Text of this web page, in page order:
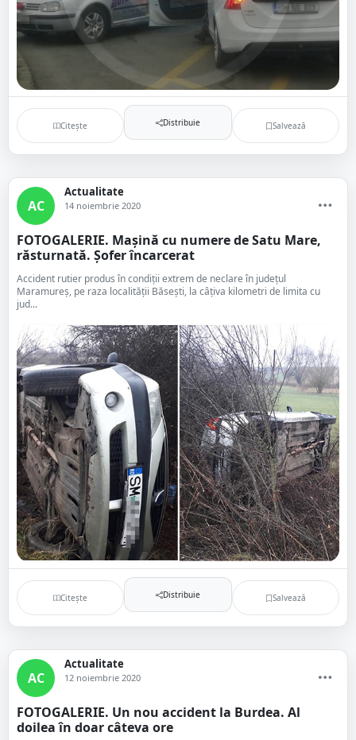
Citește Distribuie Salvează
AC
Actualitate
14 noiembrie 2020
FOTOGALERIE. Mașină cu numere de Satu Mare,
răsturnată. Șofer încarcerat
Accident rutier produs în condiții extrem de neclare în județul
Maramureș, pe raza localității Băsești, la câțiva kilometri de limita cu
jud...
Citește Distribuie Salvează
AC
Actualitate
12 noiembrie 2020
FOTOGALERIE. Un nou accident la Burdea. Al
doilea în doar câteva ore